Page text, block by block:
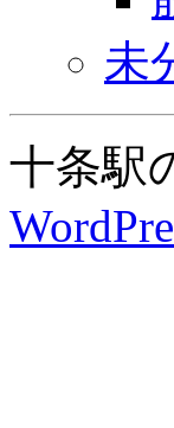
未
十条駅